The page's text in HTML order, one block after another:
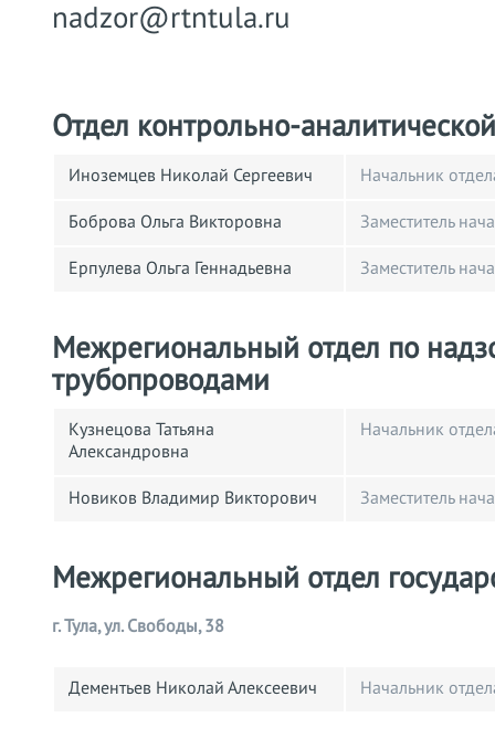
nadzor@rtntula.ru
Отдел контрольно-
Иноземцев Николай Сергеевич Начальник
Боброва Ольга Викторовна Заместитель
Ерпулева Ольга Геннадьевна Заместитель
Межрегиональный отдел по
трубопроводами
Кузнецова Татьяна
Александровна
Начальник
Новиков Владимир Викторович Заместитель
Межрегиональный отдел
г. Тула, ул. Свободы, 38
Дементьев Николай Алексеевич Начальник